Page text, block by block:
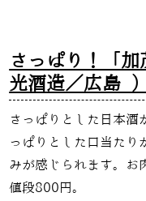
さっぱり！「
光酒造／広島 ）
さっぱりとした日本酒
っぱりとした口当たり
みが感じられます。お
値段800円。